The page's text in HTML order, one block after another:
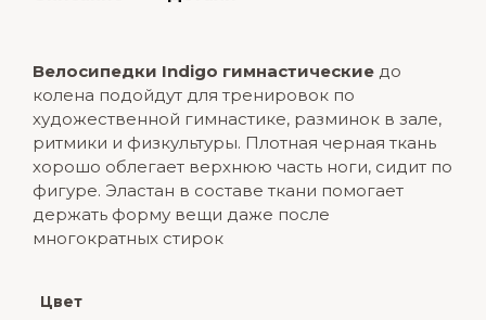
Велосипедки Indigo гимнастические до
колена подойдут для тренировок по
художественной гимнастике, разминок в зале,
ритмики и физкультуры. Плотная черная ткань
хорошо облегает верхнюю часть ноги, сидит по
фигуре. Эластан в составе ткани помогает
держать форму вещи даже после
многократных стирок
Цвет